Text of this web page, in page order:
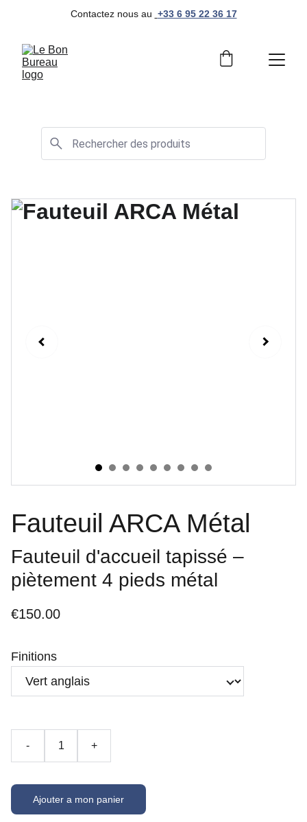
Contactez nous au +33 6 95 22 36 17
Fauteuil ARCA Métal
Fauteuil d'accueil tapissé –
piètement 4 pieds métal
€150.00
Finitions
- +
Ajouter a mon panier